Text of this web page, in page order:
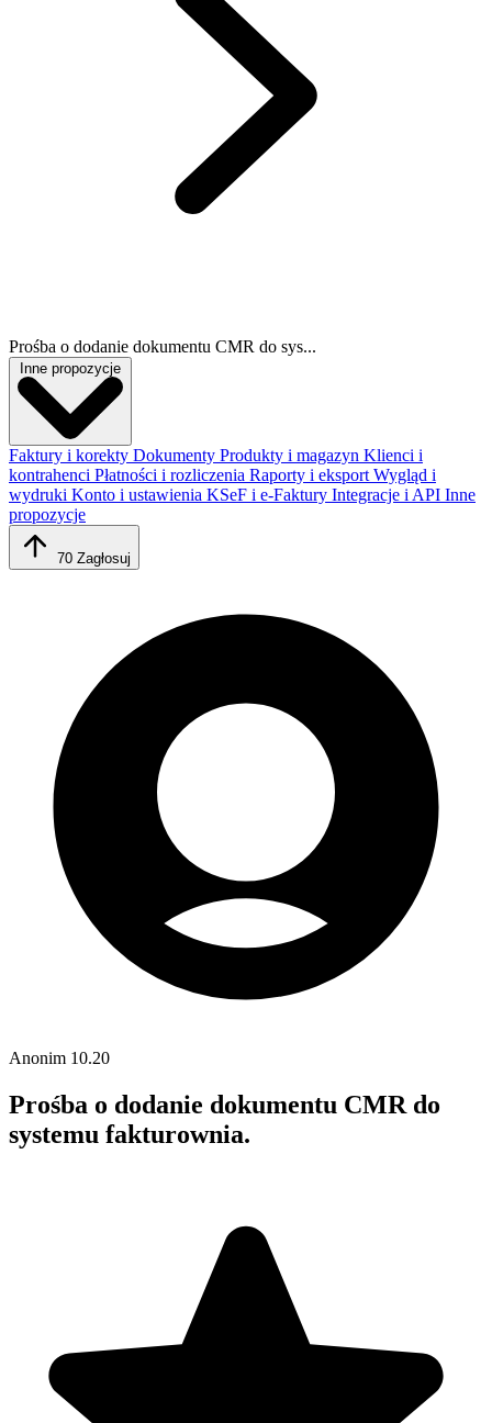
Prośba o dodanie dokumentu CMR do sys...
Inne propozycje
Faktury i korekty Dokumenty Produkty i magazyn Klienci i
kontrahenci Płatności i rozliczenia Raporty i eksport Wygląd i
wydruki Konto i ustawienia KSeF i e-Faktury Integracje i API Inne
propozycje
70 Zagłosuj
Anonim 10.20
Prośba o dodanie dokumentu CMR do
systemu fakturownia.